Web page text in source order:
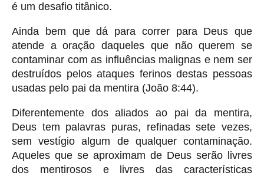
é um desafio titânico.
Ainda bem que dá para correr para Deus que
atende a oração daqueles que não querem se
contaminar com as influências malignas e nem ser
destruídos pelos ataques ferinos destas pessoas
usadas pelo pai da mentira (João 8:44).
Diferentemente dos aliados ao pai da mentira,
Deus tem palavras puras, refinadas sete vezes,
sem vestígio algum de qualquer contaminação.
Aqueles que se aproximam de Deus serão livres
dos mentirosos e livres das características